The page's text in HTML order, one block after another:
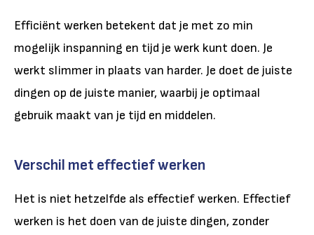
Efficiënt werken betekent dat je met zo min
mogelijk inspanning en tijd je werk kunt doen. Je
werkt slimmer in plaats van harder. Je doet de juiste
dingen op de juiste manier, waarbij je optimaal
gebruik maakt van je tijd en middelen.
Verschil met effectief werken
Het is niet hetzelfde als effectief werken. Effectief
werken is het doen van de juiste dingen, zonder